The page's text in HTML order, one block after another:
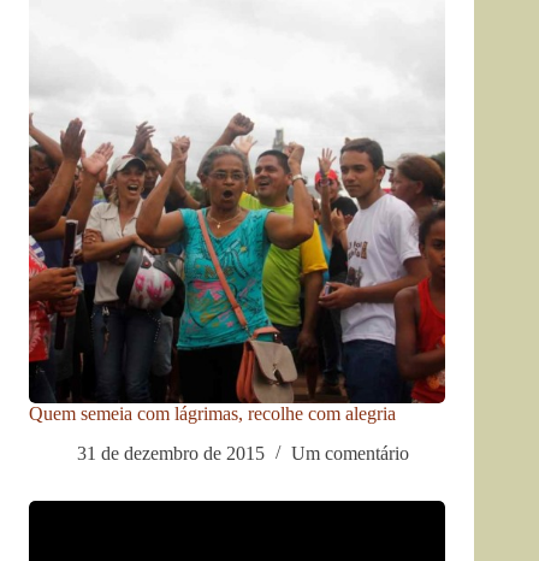
Quem semeia com lágrimas, recolhe com alegria
31 de dezembro de 2015
Um comentário